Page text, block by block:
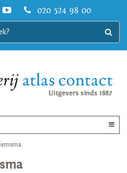
020 524 98 00